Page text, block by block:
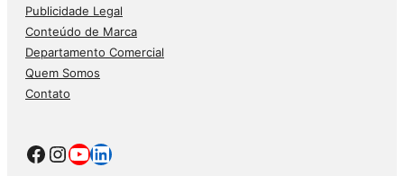
Publicidade Legal
Conteúdo de Marca
Departamento Comercial
Quem Somos
Contato
Facebook
Instagram
Youtube
LinkedIn